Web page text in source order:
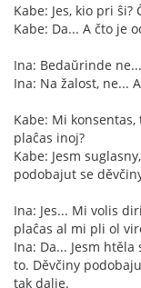
Kabe: Jes, kio pri ŝi?
Kabe: Da... A čto je
Ina: Bedaŭrinde
Ina: Na žalost, ne...
Kabe: Mi
plaĉas inoj?
Kabe: Jesm
podobajut se
Ina: Jes... Mi volis
plaĉas al mi pli ol
Ina: Da... Jesm
to. Děvčiny
tak dalje.